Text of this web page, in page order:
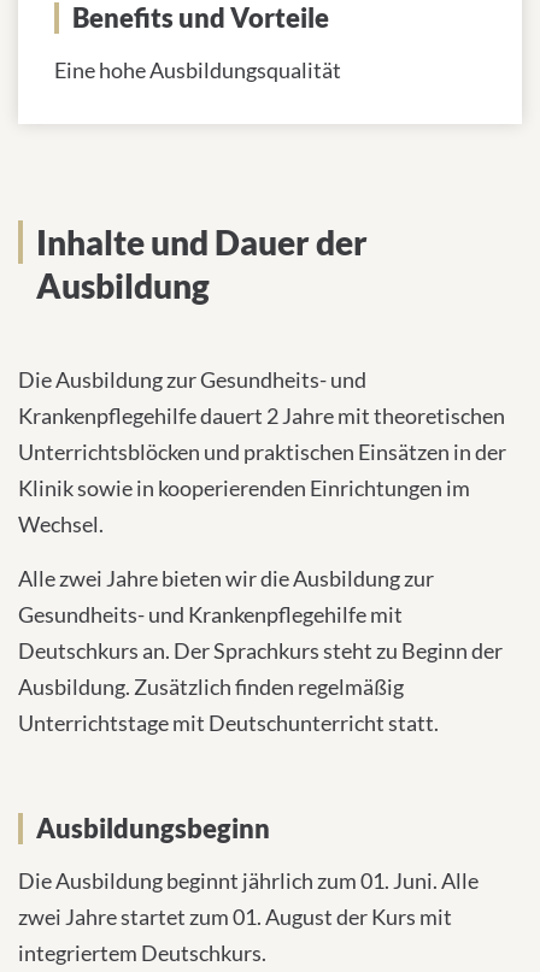
Benefits und Vorteile
Eine hohe Ausbildungsqualität
Inhalte und Dauer der
Ausbildung
Die Ausbildung zur Gesundheits- und
Krankenpflegehilfe dauert 2 Jahre mit theoretischen
Unterrichtsblöcken und praktischen Einsätzen in der
Klinik sowie in kooperierenden Einrichtungen im
Wechsel.
Alle zwei Jahre bieten wir die Ausbildung zur
Gesundheits- und Krankenpflegehilfe mit
Deutschkurs an. Der Sprachkurs steht zu Beginn der
Ausbildung. Zusätzlich finden regelmäßig
Unterrichtstage mit Deutschunterricht statt.
Ausbildungsbeginn
Die Ausbildung beginnt jährlich zum 01. Juni. Alle
zwei Jahre startet zum 01. August der Kurs mit
integriertem Deutschkurs.